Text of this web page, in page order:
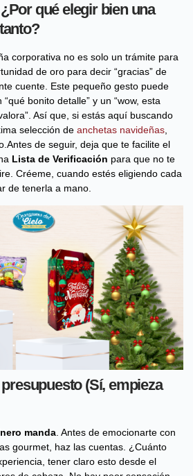
qué elegir bien una
corporativa no es solo un trámite para
de oro para decir “gracias” de
cuente. Este pequeño gesto puede
bonito detalle” y un “wow, esta
Así que, si estás aquí buscando
selección de anchetas navideñas
de seguir, deja que te facilite el
Lista de Verificación para que no te
Créeme, cuando estés eligiendo cada
de tenerla a mano.
(Sí, empieza
manda. Antes de emocionarte con
gourmet, haz las cuentas. ¿Cuánto
tener claro esto desde el